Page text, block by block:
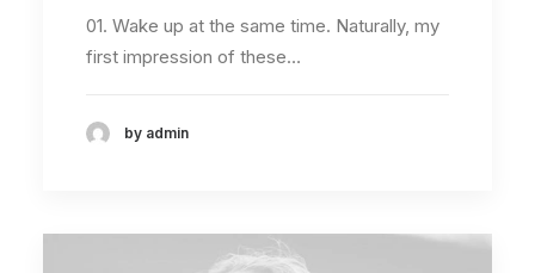
01. Wake up at the same time. Naturally, my
first impression of these…
by admin